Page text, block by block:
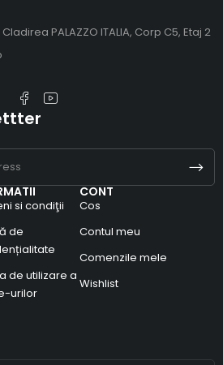
PALAZZO ITALIA, Corp C5, Etaj 2
si condiţii
de
de utilizare a
urilor
CONT
Cos
Contul meu
Comenzile mele
Wishlist